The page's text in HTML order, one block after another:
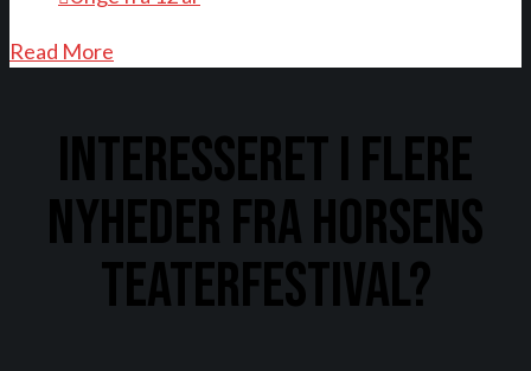
Read More
Interesseret i flere
nyheder fra Horsens
Teaterfestival?